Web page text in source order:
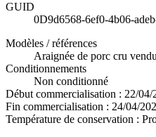
GUID
0D9d6568-6ef0-4b06-
Modèles / références
Araignée de porc cru
Conditionnements
Non conditionné
Début commercialisation : 22/04/
Fin commercialisation : 24/04/
Température de conservation :